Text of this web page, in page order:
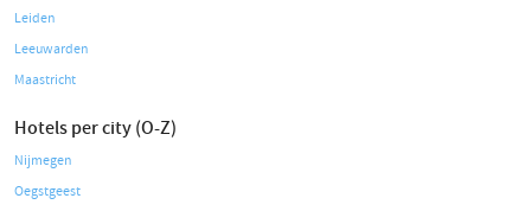
Leiden
Leeuwarden
Maastricht
Hotels per city (O-Z)
Nijmegen
Oegstgeest